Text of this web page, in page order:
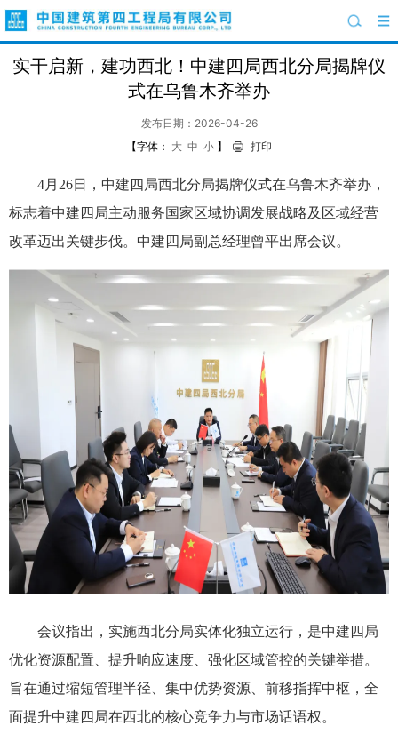
实干启新，建功西北！中建四局西北分局揭牌仪
式在乌鲁木齐举办
发布日期：2026-04-26
【字体： 大 中 小 】 打印
4月26日，中建四局西北分局揭牌仪式在乌鲁木齐举办，
标志着中建四局主动服务国家区域协调发展战略及区域经营
改革迈出关键步伐。中建四局副总经理曾平出席会议。
会议指出，实施西北分局实体化独立运行，是中建四局
优化资源配置、提升响应速度、强化区域管控的关键举措。
旨在通过缩短管理半径、集中优势资源、前移指挥中枢，全
面提升中建四局在西北的核心竞争力与市场话语权。